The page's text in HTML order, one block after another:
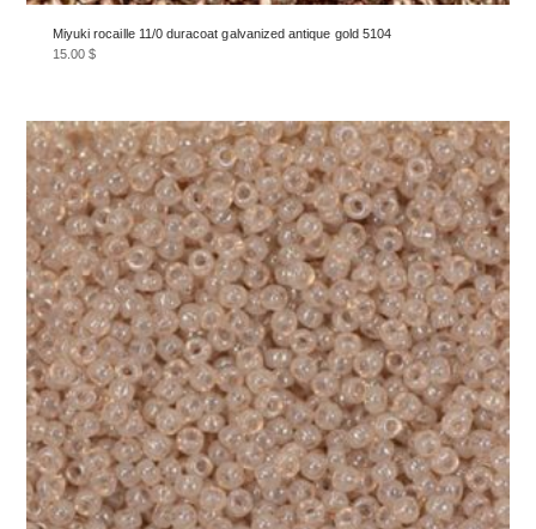
Miyuki rocaille 11/0 duracoat galvanized antique gold 5104
15.00$